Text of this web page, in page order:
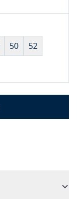
50
52